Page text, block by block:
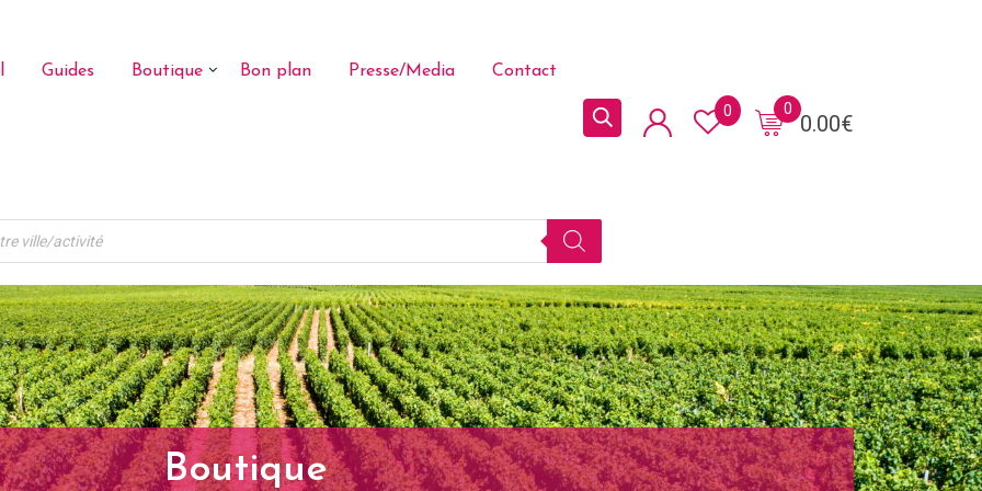
Guides Boutique Bon plan Presse/Media Contact
0.00€
0
0
Boutique